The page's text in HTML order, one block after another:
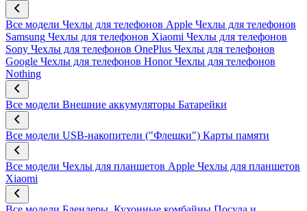
Все модели Чехлы для телефонов Apple Чехлы для телефонов
Samsung Чехлы для телефонов Xiaomi Чехлы для телефонов
Sony Чехлы для телефонов OnePlus Чехлы для телефонов
Google Чехлы для телефонов Honor Чехлы для телефонов
Nothing
Все модели Внешние аккумуляторы Батарейки
Все модели USB-накопители ("Флешки") Карты памяти
Все модели Чехлы для планшетов Apple Чехлы для планшетов
Xiaomi